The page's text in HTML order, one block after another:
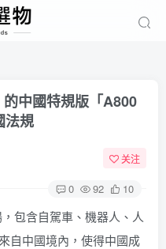
中國特規版「A800
法規
关注
0 92 10
包含自駕車、機器人、人
自中國境內，使得中國成